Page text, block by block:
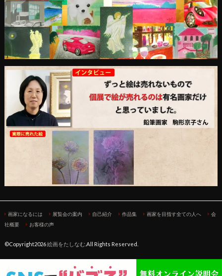
画家になるには 展覧会の案内 自己紹介 作品集 画家を目指す全ての人へ
会
社概要
お客様の声
©Copyright2026絵画をたしなむ.All Rights Reserved.